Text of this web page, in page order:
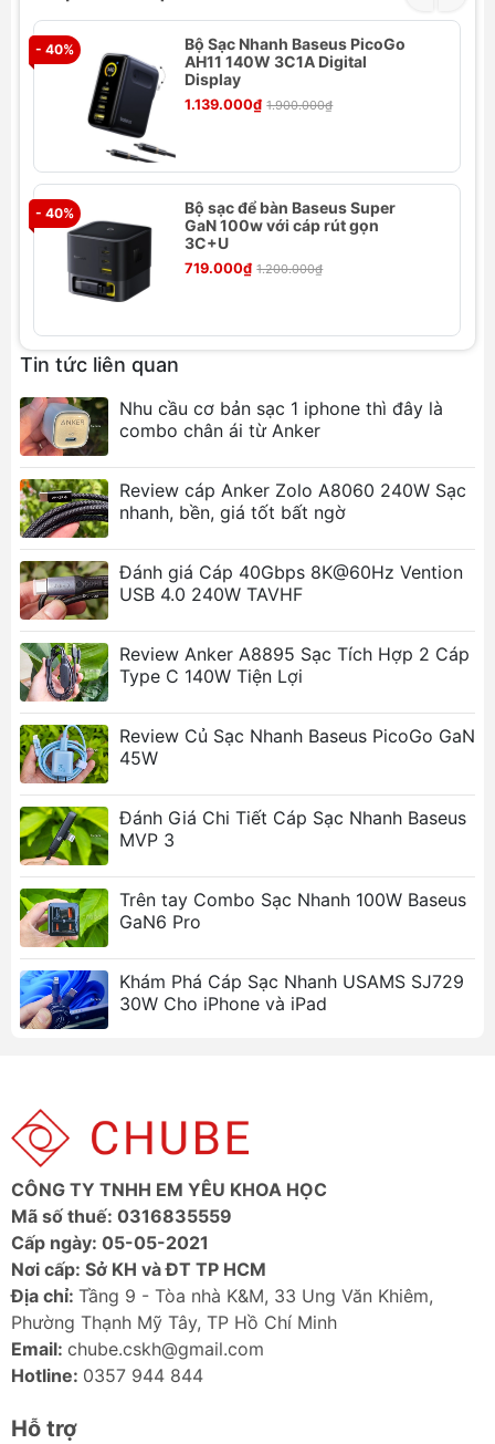
Tính năng bộ sạc nhanh Baseus GaN5
Pro Quick Charger 65W
Công nghệ Gallium Nitride (GaN)
Sử dụng công nghệ GaN5 mới nhất giúp
tối ưu hóa hiệu suất và kích thước của bộ
sạc.
GaN5 cho phép thiết kế nhỏ gọn hơn gấp
đôi so với các bộ sạc truyền thống dựa
trên silicon.
Cung cấp công suất lên đến 65W, đủ để
sạc nhanh các thiết bị công nghệ hiện
đại.
Thiết kế nhỏ gọn và tinh tế:
nhựa nhám cao cấp để tránh bám bụi và
dấu vân tay.
Chân cắm được cải tiến để đảm bảo ổn
Bảo vệ và an toàn:
Được tích hợp nhiều tính năng bảo vệ
như quá dòng, ngắn mạch, quá nhiệt, quá
áp, chống nhiễu và chống nổ.
Tự điều chỉnh sạc nhỏ giọt khi pin đạt
Công nghệ làm mát BCT
Công nghệ tản nhiệt BCT giúp duy trì
nhiệt độ thấp và hiệu quả làm mát.
Sử dụng hiệu quả hiệu ứng cộng hưởng
hồng ngoại thông qua công nghệ nano,
tăng cường quá trình tản nhiệt.
Cổng sạc đa dạng và thông minh
Bộ sạc hỗ trợ 3 cổng sạc USB-C Power
Delivery 3.0 (lên đến 100W) và 1 cổng
- 40%
Bộ Sạc Nhanh Baseus PicoGo
AH11 140W 3C1A Digital
Display
1.139.000₫ 1.900.000₫
- 40%
Bộ sạc để bàn Baseus Super
GaN 100w với cáp rút gọn
3C+U
719.000₫ 1.200.000₫
Tin tức liên quan
Nhu cầu cơ bản sạc 1 iphone thì đây là
combo chân ái từ Anker
Review cáp Anker Zolo A8060 240W Sạc
nhanh, bền, giá tốt bất ngờ
Đánh giá Cáp 40Gbps 8K@60Hz Vention
USB 4.0 240W TAVHF
Review Anker A8895 Sạc Tích Hợp 2 Cáp
Type C 140W Tiện Lợi
Review Củ Sạc Nhanh Baseus PicoGo GaN
45W
Đánh Giá Chi Tiết Cáp Sạc Nhanh Baseus
MVP 3
Trên tay Combo Sạc Nhanh 100W Baseus
GaN6 Pro
Khám Phá Cáp Sạc Nhanh USAMS SJ729
30W Cho iPhone và iPad
CÔNG TY TNHH EM YÊU KHOA HỌC
Mã số thuế: 0316835559
Cấp ngày: 05-05-2021
Nơi cấp: Sở KH và ĐT TP HCM
Địa chỉ: Tầng 9 - Tòa nhà K&M, 33 Ung Văn Khiêm,
Phường Thạnh Mỹ Tây, TP Hồ Chí Minh
Email: chube.cskh@gmail.com
Hotline: 0357 944 844
Hỗ trợ